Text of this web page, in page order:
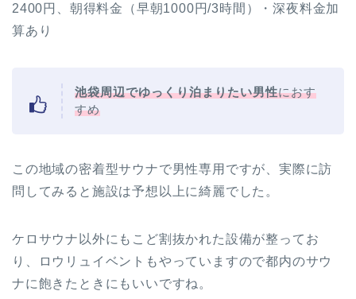
2400円、朝得料金（早朝1000円/3時間）・深夜料金加
算あり
池袋周辺でゆっくり泊まりたい男性におす
すめ
この地域の密着型サウナで男性専用ですが、実際に訪
問してみると 施設は予想以上に綺麗でした。
ケロサウナ以外にもこど割抜かれた設備が整ってお
り、ロウリュイベントもやっていますので都内のサウ
ナに飽きたときにもいいですね。